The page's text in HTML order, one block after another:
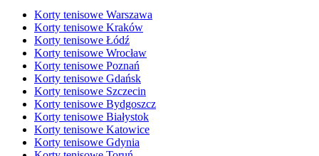
Korty tenisowe Warszawa
Korty tenisowe Kraków
Korty tenisowe Łódź
Korty tenisowe Wrocław
Korty tenisowe Poznań
Korty tenisowe Gdańsk
Korty tenisowe Szczecin
Korty tenisowe Bydgoszcz
Korty tenisowe Białystok
Korty tenisowe Katowice
Korty tenisowe Gdynia